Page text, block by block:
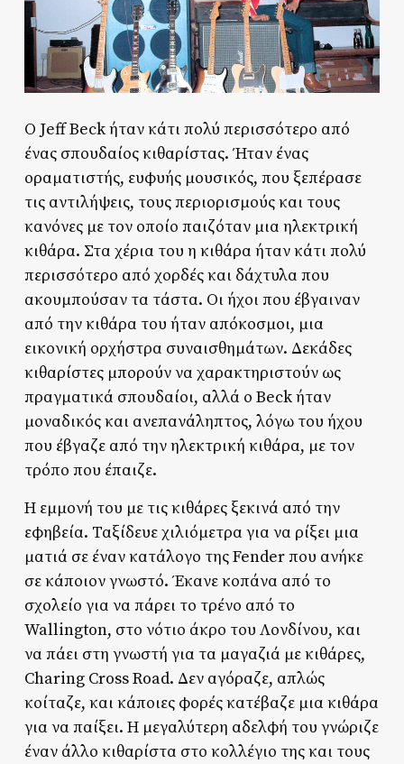
Ο Jeff Beck ήταν κάτι πολύ περισσότερο από
ένας σπουδαίος κιθαρίστας. Ήταν ένας
οραματιστής, ευφυής μουσικός, που ξεπέρασε
τις αντιλήψεις, τους περιορισμούς και τους
κανόνες με τον οποίο παιζόταν μια ηλεκτρική
κιθάρα. Στα χέρια του η κιθάρα ήταν κάτι πολύ
περισσότερο από χορδές και δάχτυλα που
ακουμπούσαν τα τάστα. Οι ήχοι που έβγαιναν
από την κιθάρα του ήταν απόκοσμοι, μια
εικονική ορχήστρα συναισθημάτων. Δεκάδες
κιθαρίστες μπορούν να χαρακτηριστούν ως
πραγματικά σπουδαίοι, αλλά ο Beck ήταν
μοναδικός και ανεπανάληπτος, λόγω του ήχου
που έβγαζε από την ηλεκτρική κιθάρα, με τον
τρόπο που έπαιζε.
Η εμμονή του με τις κιθάρες ξεκινά από την
εφηβεία. Ταξίδευε χιλιόμετρα για να ρίξει μια
ματιά σε έναν κατάλογο της Fender που ανήκε
σε κάποιον γνωστό. Έκανε κοπάνα από το
σχολείο για να πάρει το τρένο από το
Wallington, στο νότιο άκρο του Λονδίνου, και
να πάει στη γνωστή για τα μαγαζιά με κιθάρες,
Charing Cross Road. Δεν αγόραζε, απλώς
κοίταζε, και κάποιες φορές κατέβαζε μια κιθάρα
για να παίξει. Η μεγαλύτερη αδελφή του γνώριζε
έναν άλλο κιθαρίστα στο κολλέγιο της και τους